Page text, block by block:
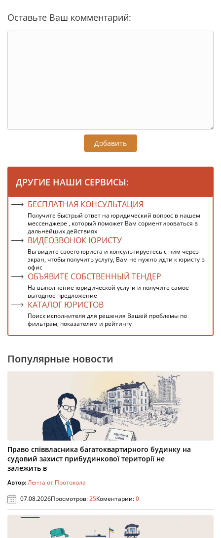
Оставьте Ваш комментарий:
Добавить
ДРУГИЕ НАШИ СЕРВИСЫ:
БЕСПЛАТНАЯ КОНСУЛЬТАЦИЯ
Получите быстрый ответ на юридический вопрос в нашем
мессенджере , который поможет Вам сориентироваться в
дальнейших действиях
ВИДЕОЗВОНОК ЮРИСТУ
Вы видите своего юриста и консультируетесь с ним через
экран, чтобы получить услугу, Вам не нужно идти к юристу в
офис
ОБЪЯВИТЕ СОБСТВЕННЫЙ ТЕНДЕР
На выполнение юридической услуги и получите самое
выгодное предложение
КАТАЛОГ ЮРИСТОВ
Поиск исполнителя для решения Вашей проблемы по
фильтрам, показателям и рейтингу
Популярные новости
Право співвласника багатоквартирного будинку на
судовий захист прибудинкової території не
залежить в
Автор:Лента от Протокола
07.08.2026Просмотров:25Коментарии:0